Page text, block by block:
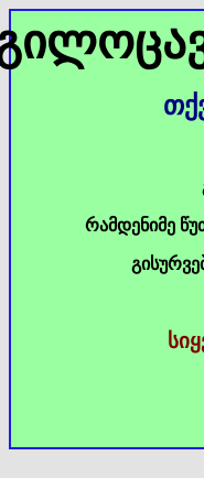
რამდენიმე